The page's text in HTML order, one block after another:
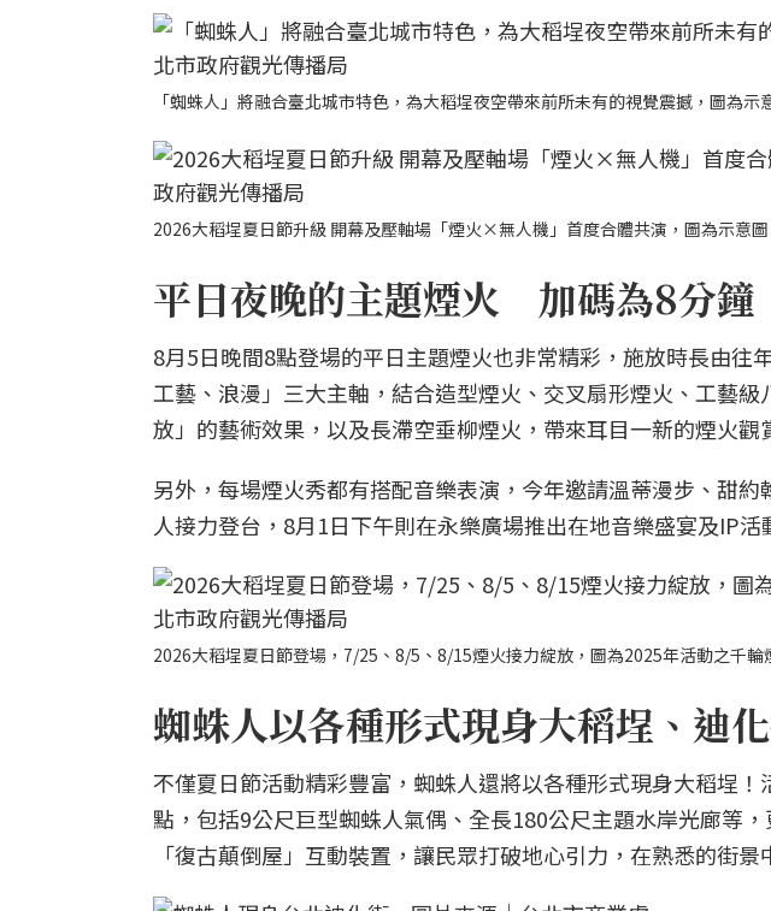
「蜘蛛人」將融合臺北城市特色，為大稻埕夜空帶來前所未有的視覺震撼，圖為
2026大稻埕夏日節升級 開幕及壓軸場「煙火×無人機」首度合體共演，圖為示意
平日夜晚的主題煙火 加碼為8分鐘
8月5日晚間8點登場的平日主題煙火也非常精彩，施放時長由往
工藝、浪漫」三大主軸，結合造型煙火、交叉扇形煙火、工藝
放」的藝術效果，以及長滯空垂柳煙火，帶來耳目一新的煙火觀
另外，每場煙火秀都有搭配音樂表演，今年邀請溫蒂漫步、甜
人接力登台，8月1日下午則在永樂廣場推出在地音樂盛宴及IP
2026大稻埕夏日節登場，7/25、8/5、8/15煙火接力綻放，圖為2025年活動之千
蜘蛛人以各種形式現身大稻埕、迪
不僅夏日節活動精彩豐富，蜘蛛人還將以各種形式現身大稻埕
點，包括9公尺巨型蜘蛛人氣偶、全長180公尺主題水岸光廊等
「復古顛倒屋」互動裝置，讓民眾打破地心引力，在熟悉的街